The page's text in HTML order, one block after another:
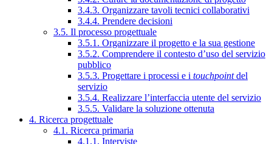
3.4.3. Organizzare tavoli tecnici collaborativi
3.4.4. Prendere decisioni
3.5. Il processo progettuale
3.5.1. Organizzare il progetto e la sua gestione
3.5.2. Comprendere il contesto d’uso del servizio
pubblico
3.5.3. Progettare i processi e i touchpointdel
servizio
3.5.4. Realizzare l’interfaccia utente del servizio
3.5.5. Validare la soluzione ottenuta
4. Ricerca progettuale
4.1. Ricerca primaria
4.1.1. Interviste